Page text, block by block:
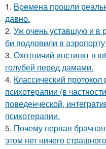
1. Bpeмена прошли
давно.
2. Уж очень уставшую и в
би подловили в
3. Охотничий инстинкт в
голубей перед дамами.
4. Классический
психотерапии (в
поведенческой,
психотерапии.
5. Почему первая
этом нет ничего